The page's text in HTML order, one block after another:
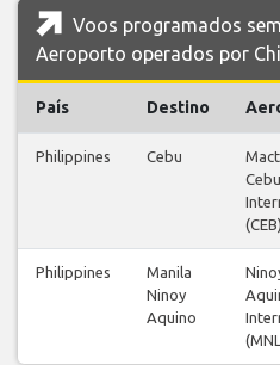
Voos programados
Aeroporto operados por
País Destino
Philippines Cebu
Cebu
(CEB)
Philippines
Manila
Ninoy
Aquino